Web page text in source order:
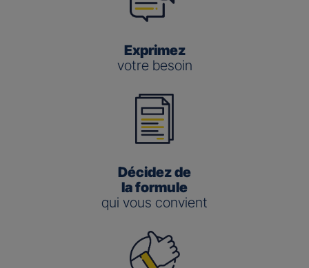
Exprimez
votre besoin
Décidez de
la formule
qui vous convient